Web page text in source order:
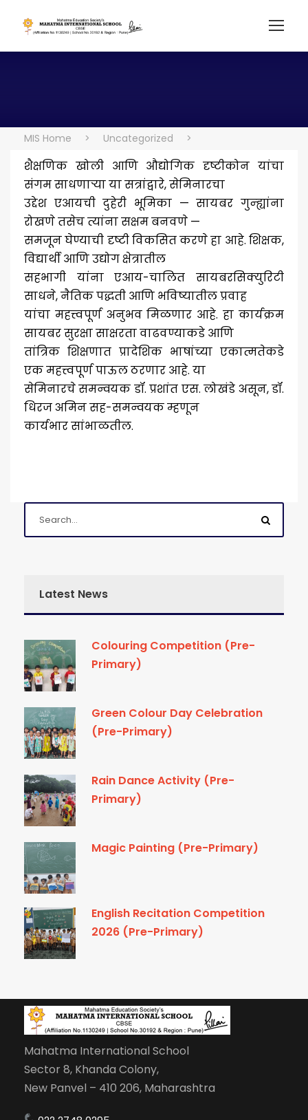
MIS Home > Uncategorized >
शैक्षणिक खोली आणि औद्योगिक दृष्टीकोन यांचा
संगम साधणाऱ्या या सत्रांद्वारे, सेमिनारचा
उद्देश एआयची दुहेरी भूमिका — सायबर गुन्ह्यांना
रोखणे तसेच त्यांना सक्षम बनवणे —
समजून घेण्याची दृष्टी विकसित करणे हा आहे. शिक्षक,
विद्यार्थी आणि उद्योग क्षेत्रातील
सहभागी यांना एआय-चालित सायबरसिक्युरिटी
साधने, नैतिक पद्धती आणि भविष्यातील प्रवाह
यांचा महत्त्वपूर्ण अनुभव मिळणार आहे. हा कार्यक्रम
सायबर सुरक्षा साक्षरता वाढवण्याकडे आणि
तांत्रिक शिक्षणात प्रादेशिक भाषांच्या एकात्मतेकडे
एक महत्त्वपूर्ण पाऊल ठरणार आहे. या
सेमिनारचे समन्वयक डॉ. प्रशांत एस. लोखंडे असून, डॉ.
धिरज अमिन सह-समन्वयक म्हणून
कार्यभार सांभाळतील.
Latest News
Colouring Competition (Pre-
Primary)
Green Colour Day Celebration
(Pre-Primary)
Rain Dance Activity (Pre-
Primary)
Magic Painting (Pre-Primary)
English Recitation Competition
2026 (Pre-Primary)
Mahatma International School
Sector 8, Khanda Colony,
New Panvel – 410 206, Maharashtra